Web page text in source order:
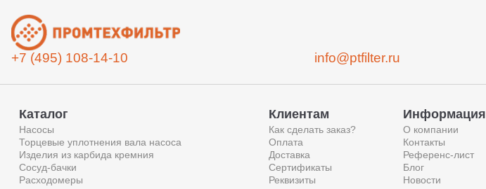
+7 (495) 108-14-10 info@ptfilter.ru
Каталог
Насосы
Торцевые уплотнения вала насоса
Изделия из карбида кремния
Сосуд-бачки
Расходомеры
Клиентам
Как сделать заказ?
Оплата
Доставка
Сертификаты
Реквизиты
Информация
О компании
Контакты
Референс-лист
Блог
Новости